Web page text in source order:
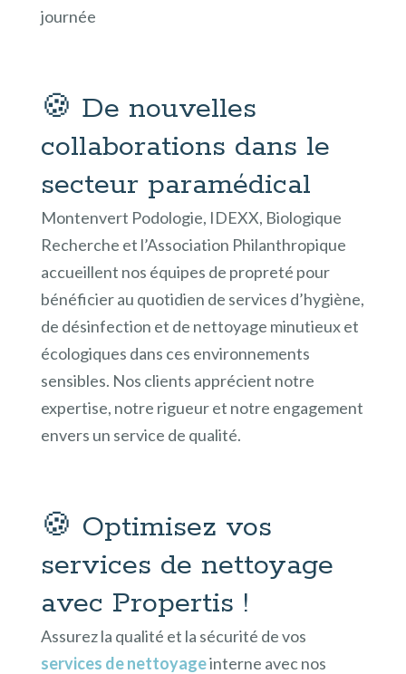
journée
🍪 De nouvelles
collaborations dans le
secteur paramédical
Montenvert Podologie, IDEXX, Biologique
Recherche et l’Association Philanthropique
accueillent nos équipes de propreté pour
bénéficier au quotidien de services d’hygiène,
de désinfection et de nettoyage minutieux et
écologiques dans ces environnements
sensibles. Nos clients apprécient notre
expertise, notre rigueur et notre engagement
envers un service de qualité.
🍪 Optimisez vos
services de nettoyage
avec Propertis !
Assurez la qualité et la sécurité de vos
services de nettoyageinterne avec nos